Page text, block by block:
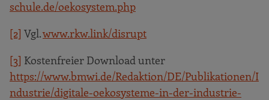
schule.de/oekosystem.php
[2] Vgl.www.rkw.link/disrupt
[3] Kostenfreier Download unter
https://www.bmwi.de/Redaktion/DE/Publikationen/I
ndustrie/digitale-oekosysteme-in-der-industrie-